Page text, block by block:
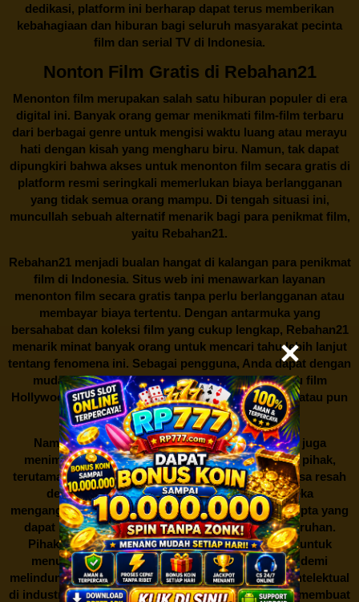
dedikasi, platform ini berharap dapat terus memberikan
kebahagiaan dan hiburan bagi seluruh masyarakat pecinta
film dan serial TV di Indonesia.
Nonton Film Gratis di Rebahan21
Menonton film merupakan salah satu hiburan populer di era
digital ini. Banyak orang gemar menikmati film-film terbaru
dari berbagai genre untuk mengisi waktu luang atau merayu
hati dengan kisah yang mengharu biru. Namun, tak dapat
dipungkiri bahwa akses untuk menonton film secara gratis di
platform resmi seringkali memerlukan biaya berlangganan
yang tidak semua orang mampu. Di tengah situasi ini,
muncullah sebuah alternatif menarik bagi para penikmat film,
yaitu Rebahan21.
Rebahan21menjadi bualan hangat di kalangan para penikmat
film di Indonesia. Situs web ini menawarkan layanan
menonton film secara gratis tanpa perlu berlangganan atau
membayar biaya tertentu. Dengan antarmuka yang
bersahabat dan koleksi film yang cukup lengkap, Rebahan21
menarik minat banyak orang untuk mencari tahu lebih lanjut
tentang fenomena ini. Sebagai pengguna, Anda dapat dengan
mudah mencari film yang ingin ditonton, baik itu film
Hollywood terbaru, drama Korea yang sedang hits, atau pun
produksi film lokal dengan kualitas terbaik.
Namun, seperti halnya cerita manis,Rebahan21juga
menimbulkan kontroversi di industri film. Banyak pihak,
terutama produsen film dan pemilik hak cipta, merasa resah
dengan maraknya situs-situs seperti ini. Mereka
menganggapnya sebagai bentuk pelanggaran hak cipta yang
dapat merugikan industri perfilman secara keseluruhan.
Pihak berwenang pun turut terlibat dalam upaya untuk
menutup situs-situs ilegal semacam Rebahan21 demi
melindungi keberlangsungan bisnis dan kekayaan intelektual
di industri hiburan. Konflik kepentingan inilah yang membuat